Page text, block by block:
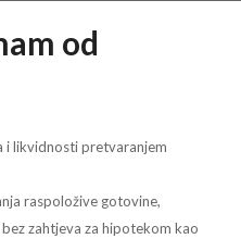
od
i likvidnosti pretvaranjem
raspoložive gotovine,
zahtjeva za hipotekom kao